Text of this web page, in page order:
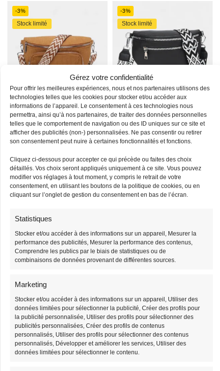
Gérez votre confidentialité
Pour offrir les meilleures expériences, nous et nos partenaires utilisons des
technologies telles que les cookies pour stocker et/ou accéder aux
informations de l’appareil. Le consentement à ces technologies nous
permettra, ainsi qu’à nos partenaires, de traiter des données personnelles
telles que le comportement de navigation ou des ID uniques sur ce site et
afficher des publicités (non-) personnalisées. Ne pas consentir ou retirer
son consentement peut nuire à certaines fonctionnalités et fonctions.
Cliquez ci-dessous pour accepter ce qui précède ou faites des choix
détaillés. Vos choix seront appliqués uniquement à ce site. Vous pouvez
modifier vos réglages à tout moment, y compris le retrait de votre
consentement, en utilisant les boutons de la politique de cookies, ou en
cliquant sur l’onglet de gestion du consentement en bas de l’écran.
Statistiques
Stocker et/ou accéder à des informations sur un appareil, Mesurer la
performance des publicités, Mesurer la performance des contenus,
Comprendre les publics par le biais de statistiques ou de
combinaisons de données provenant de différentes sources.
Marketing
Stocker et/ou accéder à des informations sur un appareil, Utiliser des
données limitées pour sélectionner la publicité, Créer des profils pour
la publicité personnalisée, Utiliser des profils pour sélectionner des
publicités personnalisées, Créer des profils de contenus
personnalisés, Utiliser des profils pour sélectionner des contenus
personnalisés, Développer et améliorer les services, Utiliser des
données limitées pour sélectionner le contenu.
-3%
Stock limité
Sac Banane
Bandouliere Velours
39,90€ 38,90€
-3%
Stock limité
Sac Banane Sangle
Interchangeable
39,90€ 38,90€
-3%
Stock limité
38,90
-3%
Stock limité
Femme
39,90€ 38,90€
-3% -1%